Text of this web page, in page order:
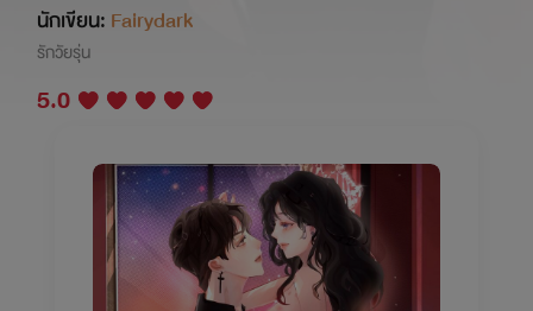
นักเขียน: Fairydark
รักวัยรุ่น
5.0